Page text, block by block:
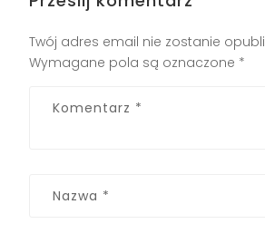
Twój adres email nie zostanie
Wymagane pola są oznaczone *